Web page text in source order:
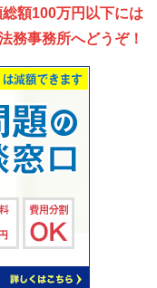
額100万円以下には
務事務所へどうぞ！